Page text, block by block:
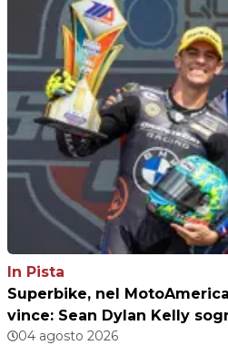
In Pista
Superbike, nel
vince: Sean Dylan Kelly
04 agosto 2026